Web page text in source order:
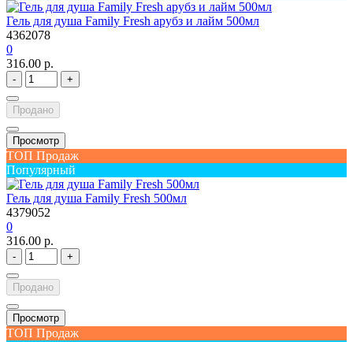
Гель для душа Family Fresh арубз и лайм 500мл
4362078
0
316.00 р.
- +
Продано
Просмотр
ТОП Продаж
Популярный
Гель для душа Family Fresh 500мл
4379052
0
316.00 р.
- +
Продано
Просмотр
ТОП Продаж